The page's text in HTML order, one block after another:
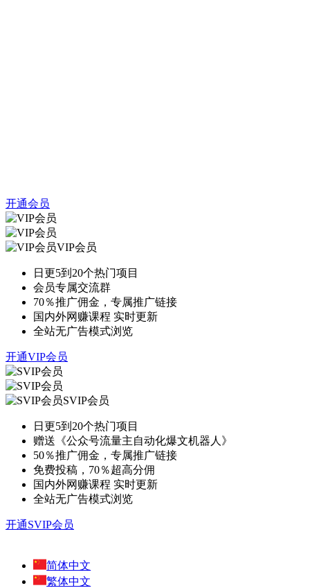
开通会员
VIP会员
日更5到20个热门项目
会员专属交流群
70％推广佣金，专属推广链接
国内外网赚课程 实时更新
全站无广告模式浏览
开通VIP会员
SVIP会员
日更5到20个热门项目
赠送《公众号流量主自动化爆文机器人》
50％推广佣金，专属推广链接
免费投稿，70％超高分佣
国内外网赚课程 实时更新
全站无广告模式浏览
开通SVIP会员
简体中文
繁体中文